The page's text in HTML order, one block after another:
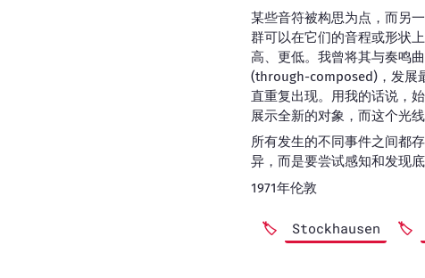
某些音符被构思为点，而另
群可以在它们的音程或形状
高、更低。我曾将其与奏鸣
(through-composed)，发展
直重复出现。用我的话说，
展示全新的对象，而这个光
所有发生的不同事件之间都
异，而是要尝试感知和发现
1971年伦敦
Stockhausen